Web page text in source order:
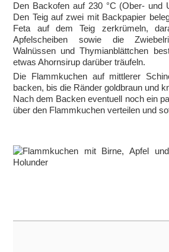
Den Backofen auf 230 °C (Ober- und
Den Teig auf zwei mit Backpapier
Feta auf dem Teig zerkrümeln,
Apfelscheiben sowie die
Walnüssen und Thymianblättchen
etwas Ahornsirup darüber träufeln.
Die Flammkuchen auf mittlerer
backen, bis die Ränder goldbraun und
Nach dem Backen eventuell noch ein
über den Flammkuchen verteilen und